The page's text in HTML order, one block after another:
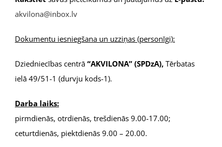
akvilona@inbox.lv
Dokumentu iesniegšana un uzziņas (personīgi):
Dziedniecības centrā “AKVILONA” (SPDzA), Tērbatas
ielā 49/51-1 (durvju kods-1).
Darba laiks:
pirmdienās, otrdienās, trešdienās 9.00-17.00;
ceturtdienās, piektdienās 9.00 – 20.00.